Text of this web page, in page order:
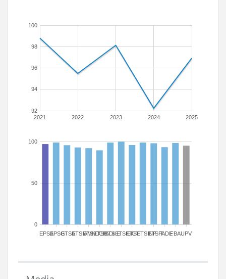
2021 2022 2023 2024 2025
92
94
96
98
100
EPSAEPSGETSAETSIAMN
ETSICCP
ETSIADI
ETSIEETSIGCT
ETSIIETSINFETSITFADEFBAUPV
0
50
100